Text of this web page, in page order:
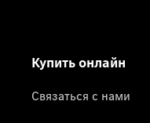
Купить онлайн
Связаться с нами